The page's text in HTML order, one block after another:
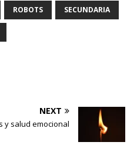
ROBOTS SECUNDARIA
NEXT
y salud emocional